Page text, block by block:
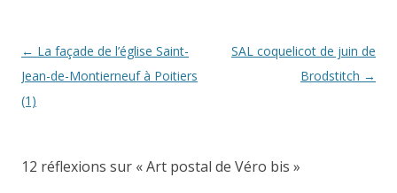
Navigation
des
articles
← La façade de l’église Saint-
Jean-de-Montierneuf à Poitiers
(1)
SAL coquelicot de juin de
Brodstitch →
12 réflexions sur «Art postal de Véro bis »